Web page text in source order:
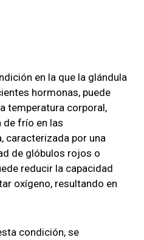
en la que la glándula
hormonas, puede
temperatura corporal,
de frío en las
caracterizada por una
de glóbulos rojos o
reducir la capacidad
oxígeno, resultando en
condición, se